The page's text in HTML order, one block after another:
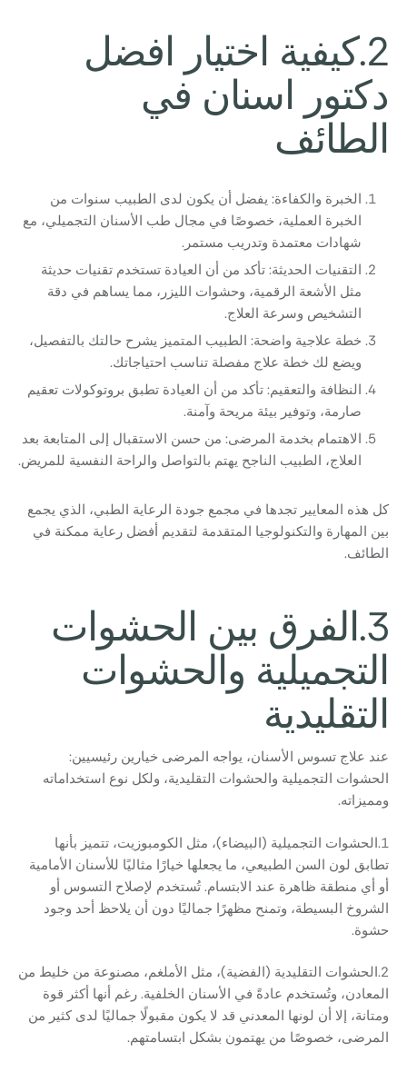
2.كيفية اختيار افضل
دكتور اسنان في
الطائف
الخبرة والكفاءة: يفضل أن يكون لدى الطبيب سنوات من
الخبرة العملية، خصوصًا في مجال طب الأسنان التجميلي، مع
شهادات معتمدة وتدريب مستمر.
التقنيات الحديثة: تأكد من أن العيادة تستخدم تقنيات حديثة
مثل الأشعة الرقمية، وحشوات الليزر، مما يساهم في دقة
التشخيص وسرعة العلاج.
خطة علاجية واضحة: الطبيب المتميز يشرح حالتك بالتفصيل،
ويضع لك خطة علاج مفصلة تناسب احتياجاتك.
النظافة والتعقيم: تأكد من أن العيادة تطبق بروتوكولات تعقيم
صارمة، وتوفير بيئة مريحة وآمنة.
الاهتمام بخدمة المرضى: من حسن الاستقبال إلى المتابعة بعد
العلاج، الطبيب الناجح يهتم بالتواصل والراحة النفسية للمريض.
كل هذه المعايير تجدها في مجمع جودة الرعاية الطبي، الذي يجمع
بين المهارة والتكنولوجيا المتقدمة لتقديم أفضل رعاية ممكنة في
الطائف.
3.الفرق بين الحشوات
التجميلية والحشوات
التقليدية
عند علاج تسوس الأسنان، يواجه المرضى خيارين رئيسيين:
الحشوات التجميلية والحشوات التقليدية، ولكل نوع استخداماته
ومميزاته.
1.الحشوات التجميلية (البيضاء)، مثل الكومبوزيت، تتميز بأنها
تطابق لون السن الطبيعي، ما يجعلها خيارًا مثاليًا للأسنان الأمامية
أو أي منطقة ظاهرة عند الابتسام. تُستخدم لإصلاح التسوس أو
الشروخ البسيطة، وتمنح مظهرًا جماليًا دون أن يلاحظ أحد وجود
حشوة.
2.الحشوات التقليدية (الفضية)، مثل الأملغم، مصنوعة من خليط من
المعادن، وتُستخدم عادةً في الأسنان الخلفية. رغم أنها أكثر قوة
ومتانة، إلا أن لونها المعدني قد لا يكون مقبولًا جماليًا لدى كثير من
المرضى، خصوصًا من يهتمون بشكل ابتسامتهم.